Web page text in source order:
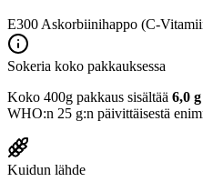
E300 Askorbiinihappo (C-
Sokeria koko pakkauksessa
Koko 400g pakkaus sisältää 6,0 g
WHO:n 25 g:n päivittäisestä
Kuidun lähde